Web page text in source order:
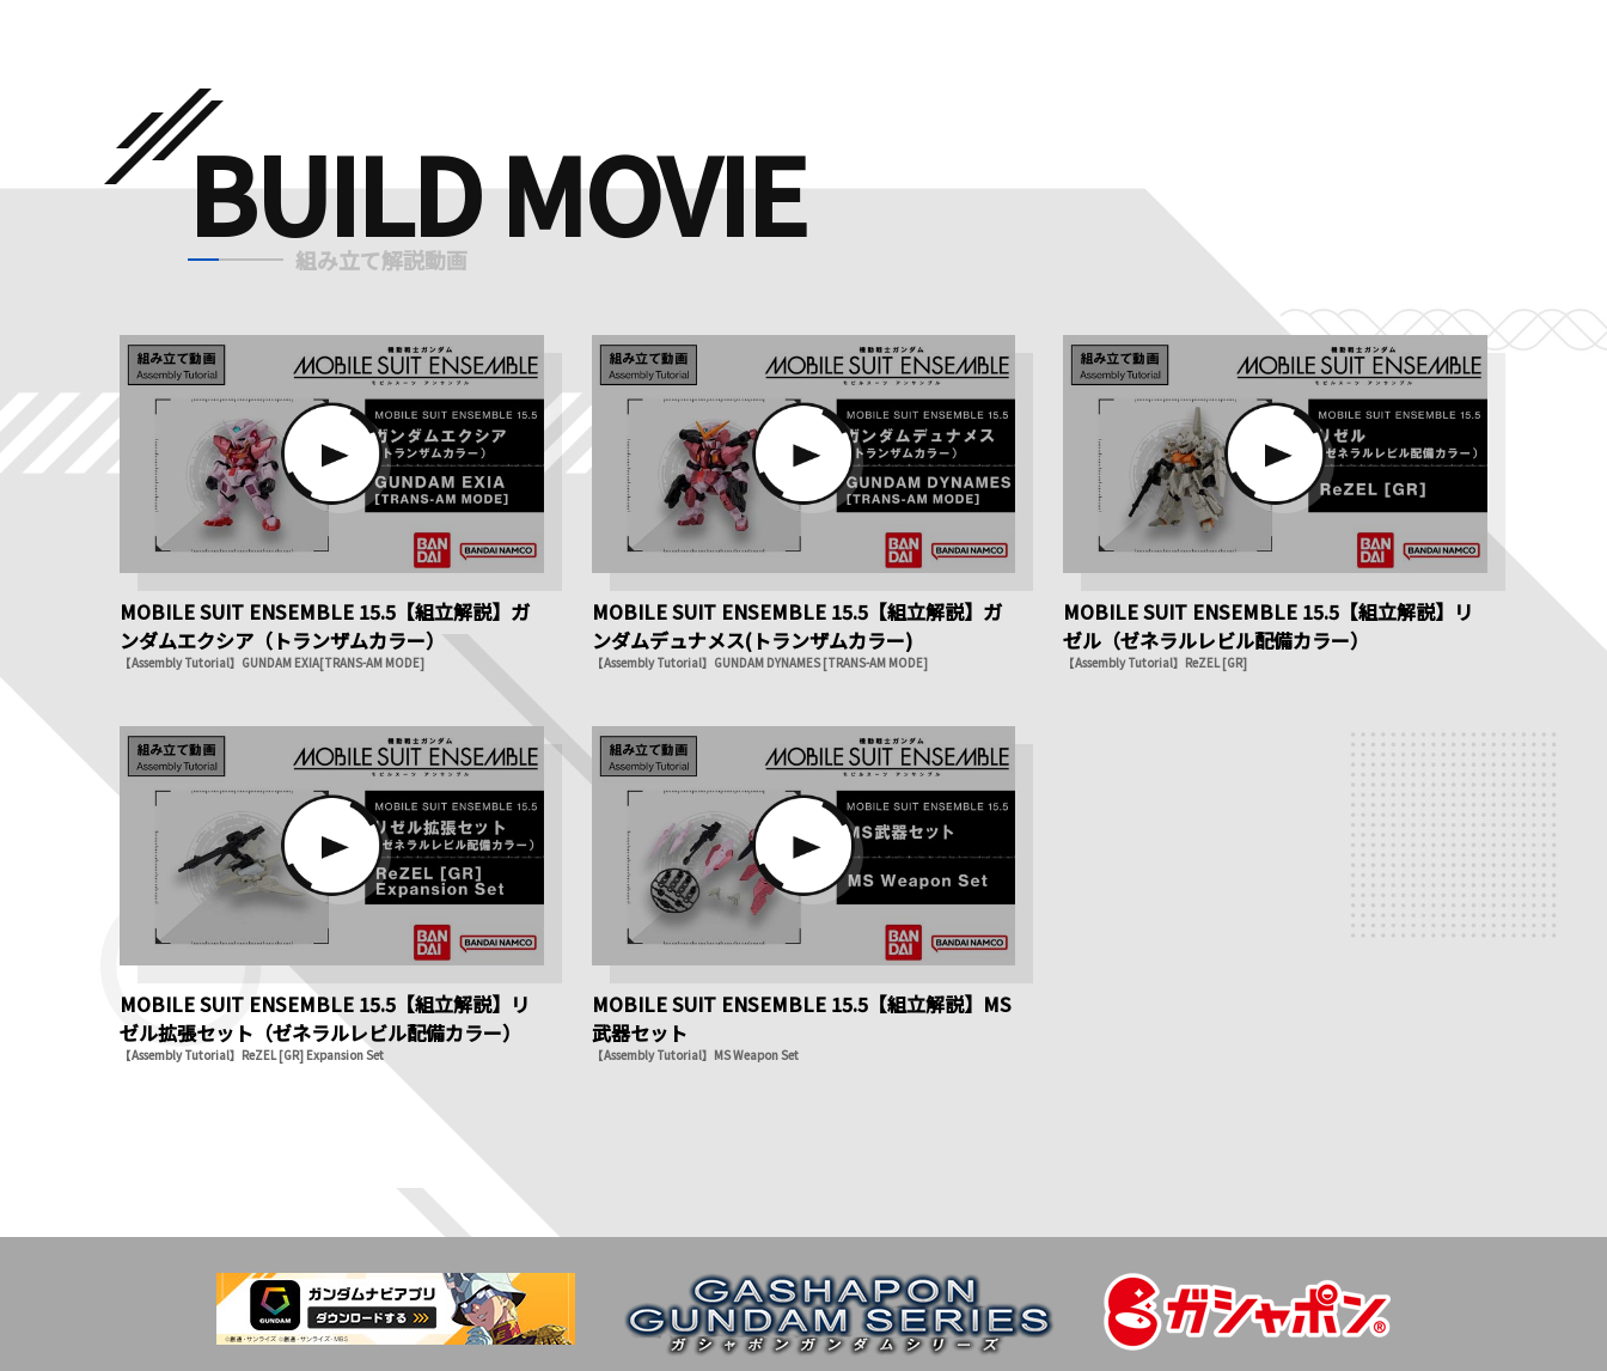
BUILD MOVIE
組み立て解説動画
MOBILE SUIT ENSEMBLE 15.5【組立解説】ガ
ンダムエクシア（トランザムカラー）
【Assembly Tutorial】GUNDAM EXIA[TRANS-AM MODE]
MOBILE SUIT ENSEMBLE 15.5【組立解説】ガ
ンダムデュナメス(トランザムカラー)
【Assembly Tutorial】GUNDAM DYNAMES [TRANS-AM MODE]
MOBILE SUIT ENSEMBLE 15.5【組立解説】リ
ゼル（ゼネラルレビル配備カラー）
【Assembly Tutorial】ReZEL [GR]
MOBILE SUIT ENSEMBLE 15.5【組立解説】リ
ゼル拡張セット（ゼネラルレビル配備カラー）
【Assembly Tutorial】ReZEL [GR] Expansion Set
MOBILE SUIT ENSEMBLE 15.5【組立解説】MS
武器セット
【Assembly Tutorial】MS Weapon Set